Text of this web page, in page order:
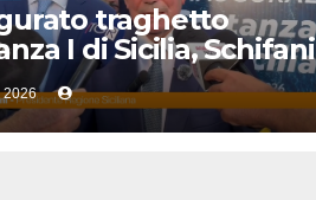
traghetto
I di Sicilia, Schifani
impegni presi”
2026